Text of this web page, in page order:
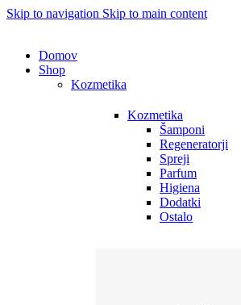
Skip to navigation Skip to main content
Domov
Shop
Kozmetika
Kozmetika
Šamponi
Regeneratorji
Spreji
Parfum
Higiena
Dodatki
Ostalo